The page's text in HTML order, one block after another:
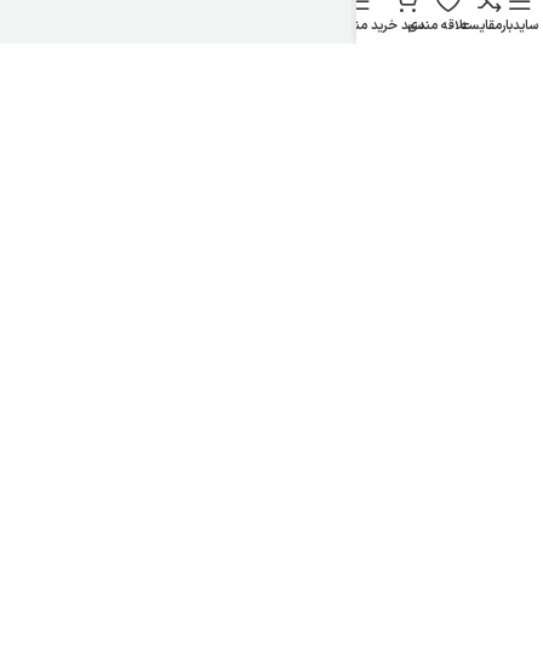
سایدبارمقایسهعلاقه مندیسبد خریدمنو